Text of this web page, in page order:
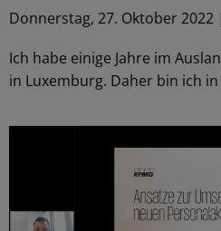
Donnerstag, 27. Oktober 2022
Ich habe einige Jahre im
in Luxemburg. Daher bin ich in